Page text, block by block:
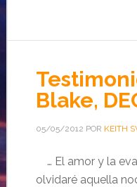
Blake,
05/05/2012 POR KEITH
… El amor y la
olvidaré aquella